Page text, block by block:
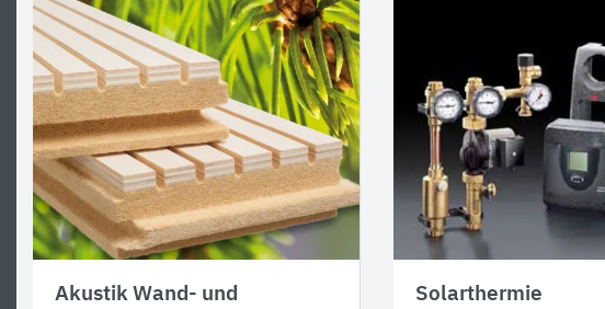
Akustik Wand- und
Solarthermie